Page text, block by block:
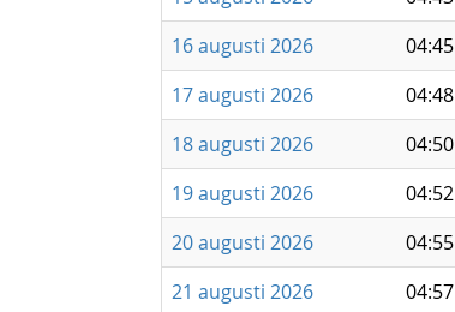
16 augusti 2026
04:45
17 augusti 2026
04:48
18 augusti 2026
04:50
19 augusti 2026
04:52
20 augusti 2026
04:55
21 augusti 2026
04:57